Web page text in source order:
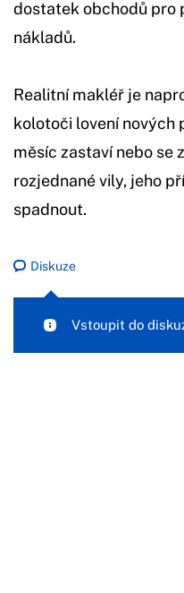
dostatek obchodů pro
nákladů.
Realitní makléř je
kolotoči lovení nových
měsíc zastaví nebo se
rozjednané vily, jeho
spadnout.
Diskuze
Vstoupit do